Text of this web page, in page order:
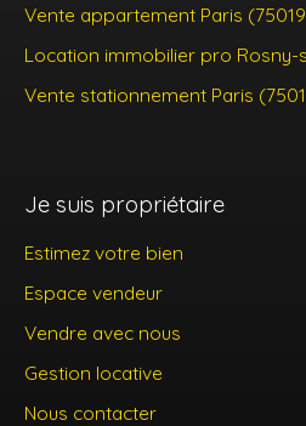
Vente appartement Paris
Location immobilier pro Rosny-
Vente stationnement Paris
Je suis propriétaire
Estimez votre bien
Espace vendeur
Vendre avec nous
Gestion locative
Nous contacter